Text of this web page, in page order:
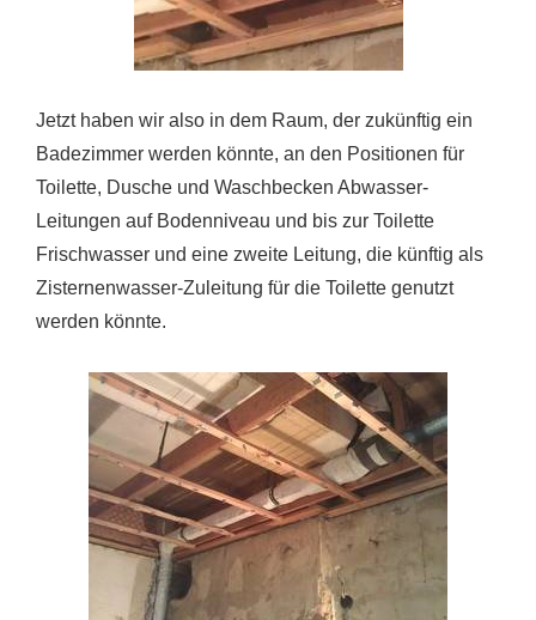
Jetzt haben wir also in dem Raum, der zukünftig ein
Badezimmer werden könnte, an den Positionen für
Toilette, Dusche und Waschbecken Abwasser-
Leitungen auf Bodenniveau und bis zur Toilette
Frischwasser und eine zweite Leitung, die künftig als
Zisternenwasser-Zuleitung für die Toilette genutzt
werden könnte.